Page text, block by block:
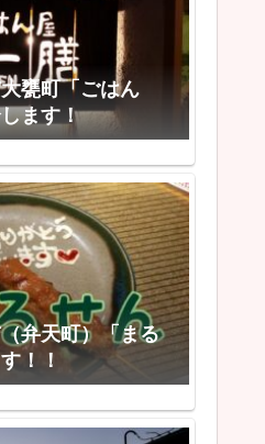
甕町「ごはん
ます！
弁天町）「まる
！！